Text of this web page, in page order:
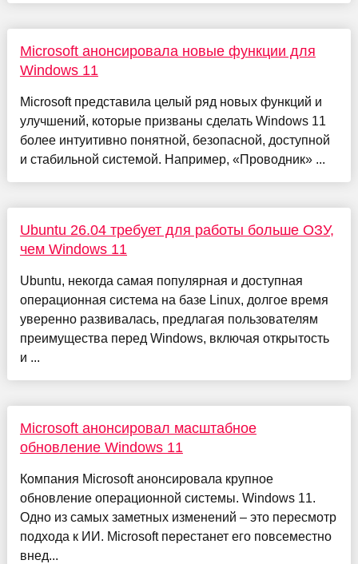
Microsoft анонсировала новые функции для
Windows 11
Microsoft представила целый ряд новых функций и
улучшений, которые призваны сделать Windows 11
более интуитивно понятной, безопасной, доступной
и стабильной системой. Например, «Проводник» ...
Ubuntu 26.04 требует для работы больше ОЗУ,
чем Windows 11
Ubuntu, некогда самая популярная и доступная
операционная система на базе Linux, долгое время
уверенно развивалась, предлагая пользователям
преимущества перед Windows, включая открытость
и ...
Microsoft анонсировал масштабное
обновление Windows 11
Компания Microsoft анонсировала крупное
обновление операционной системы. Windows 11.
Одно из самых заметных изменений – это пересмотр
подхода к ИИ. Microsoft перестанет его повсеместно
внед...